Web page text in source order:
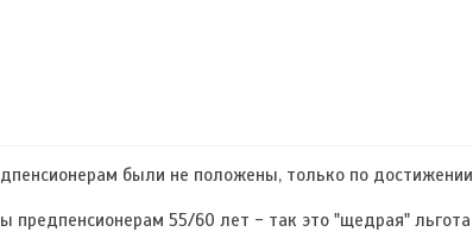
были не положены, только по достижении
предпенсионерам 55/60 лет - так это "щедрая" льгота